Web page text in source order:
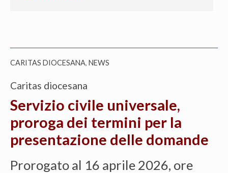
CARITAS DIOCESANA, NEWS
Caritas diocesana
Servizio civile universale,
proroga dei termini per la
presentazione delle domande
Prorogato al 16 aprile 2026, ore